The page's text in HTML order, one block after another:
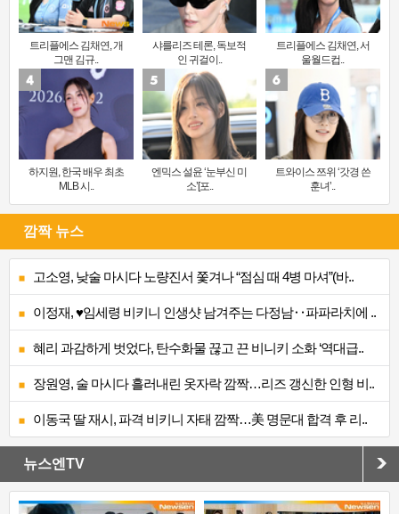
트리플에스 김채연, 개
그맨 김규..
샤를리즈 테론, 독보적
인 귀걸이..
트리플에스 김채연, 서
울월드컵..
하지원, 한국 배우 최초
MLB 시..
엔믹스 설윤 ‘눈부신 미
소’[포..
트와이스 쯔위 ‘갓경 쓴
훈녀’..
깜짝 뉴스
고소영, 낮술 마시다 노량진서 쫓겨나 “점심 때 4병 마셔”(바..
이정재, ♥임세령 비키니 인생샷 남겨주는 다정남‥파파라치에 ..
혜리 과감하게 벗었다, 탄수화물 끊고 끈 비니키 소화 ‘역대급..
장원영, 술 마시다 흘러내린 옷자락 깜짝…리즈 갱신한 인형 비..
이동국 딸 재시, 파격 비키니 자태 깜짝…美 명문대 합격 후 리..
뉴스엔TV